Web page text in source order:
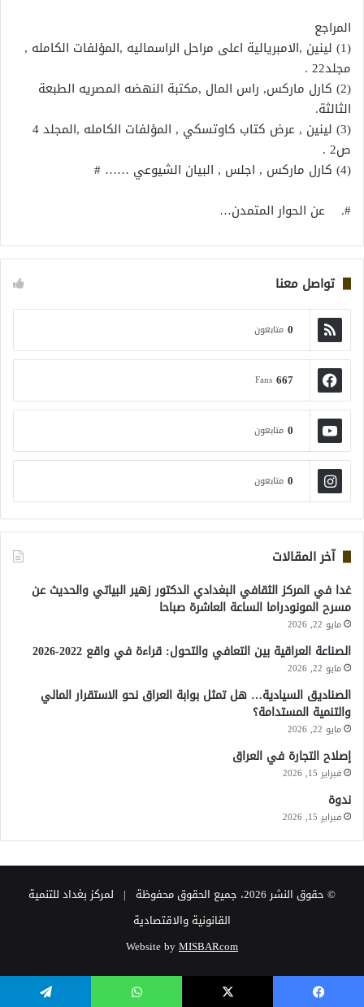
المراجع
(1) لينين ,الامبريالية اعلى مراحل الراسماليه ,المؤلفات الكامله ,
مجلد22 .
(2) كارل ماركس, راس المال ,مكتبة النهضه المصريه الطبعة
الثالثة.
(3) لينين , عرض كتاب كاوتسكي , المؤلفات الكامله ,المجلد 4
ص2 .
(4) كارل ماركس , اجلس , البيان الشيوعي …… #
#. عن الحوار المتمدن…
تواصل معنا
0 متابعون
667
Fans
0 متابعون
0 متابعون
آخر المقالات
غدا في المركز الثقافي البغدادي الدكتور زهير البياتي والحديث عن
مسرح المونودراما الساعة العاشرة صباحا
مايو 22, 2026
الصناعة العراقية بين التعافي والتحول: قراءة في واقع 2022-2026
مايو 22, 2026
الصناديق السيادية… هل تمثل بوابة العراق نحو الاستقرار المالي
والتنمية المستدامة؟
مايو 22, 2026
إصلاح التجارة في العراق
فبراير 15, 2026
ندوة
فبراير 15, 2026
© حقوق النشر 2026، جميع الحقوق محفوظة | لمركز بغداد للتنمية
القانونية والاقتصادية
Website byMISBARcom